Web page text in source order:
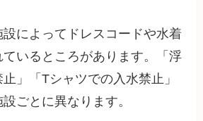
によってドレスコードや水着
いるところがあります。「浮
」「Tシャツでの入水禁止」
ごとに異なります。